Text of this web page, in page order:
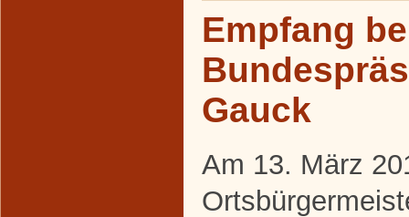
Empfang
Gauck
Am 13. März